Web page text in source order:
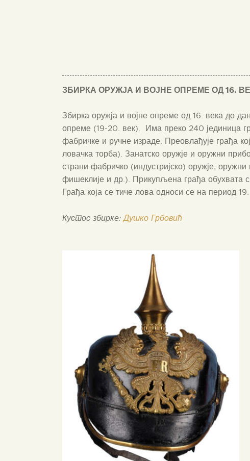
ЗБИРКА ОРУЖЈА И ВОЈНЕ ОПРЕМЕ ОД 16.
Збирка оружја и војне опреме од 16. века до
опреме (19-20. век). Има преко 240 јединица
фабричке и ручне израде. Преовлађује грађа
ловачка торба). Занатско оружје и оружни
страни фабричко (индустријско) оружје,
фишеклије и др.). Прикупљена грађа обухвата
Грађа која се тиче лова односи се на период
Кустос збирке:Душко Грбовић